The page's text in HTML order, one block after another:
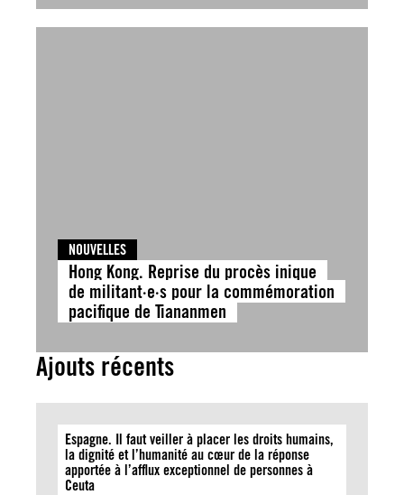
NOUVELLES
Hong Kong. Reprise du procès inique
de militant·e·s pour la commémoration
pacifique de Tiananmen
Ajouts récents
Espagne. Il faut veiller à placer les droits humains,
la dignité et l’humanité au cœur de la réponse
apportée à l’afflux exceptionnel de personnes à
Ceuta